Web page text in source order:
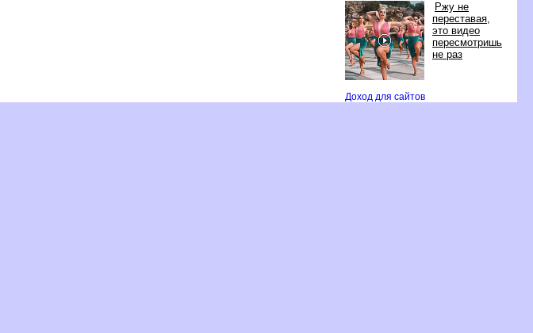
Ржу не
переставая,
это видео
пересмотришь
не раз
Доход для сайто